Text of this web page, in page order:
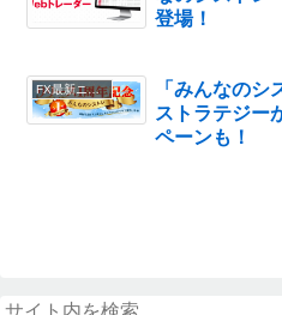
登場！
FX最新ニュース
「みんなのシ
ストラテジー
ペーンも！